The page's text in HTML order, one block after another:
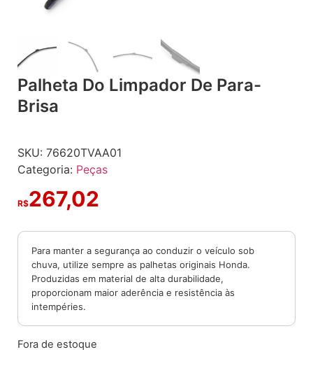
Palheta Do Limpador De Para-
Brisa
SKU: 76620TVAA01
Categoria: Peças
R$267,02
Para manter a segurança ao conduzir o veículo sob
chuva, utilize sempre as palhetas originais Honda.
Produzidas em material de alta durabilidade,
proporcionam maior aderência e resistência às
intempéries.
Fora de estoque